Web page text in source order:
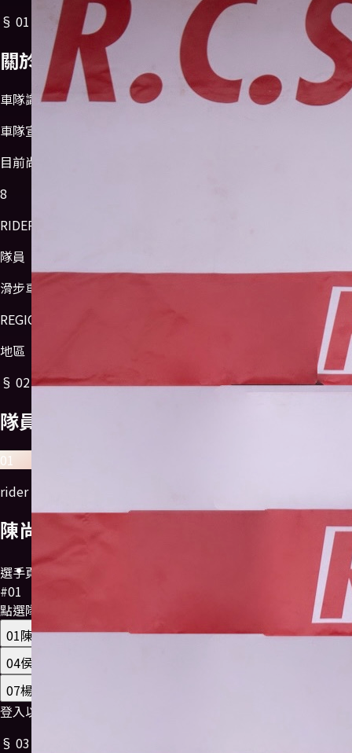
§ 01 關於車隊
關於 車隊
車隊識別
車隊宣言
目前尚未提供車隊介紹。
8
RIDERS
隊員
滑步車
REGION
地區
§ 02/隊員陣容
隊員
01
rider
陳尚邑
選手頁
#01
點選隊員
01陳尚邑rider 02方睿妍rider 03張峻嘉rider
04侯程皓
07楊珵宇
登入以申請加入
§ 03